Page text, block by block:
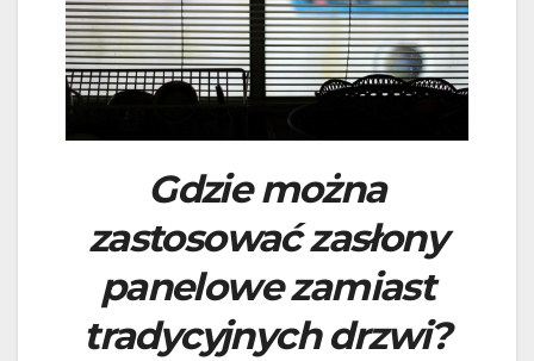
Gdzie można
zastosować zasłony
panelowe zamiast
tradycyjnych drzwi?